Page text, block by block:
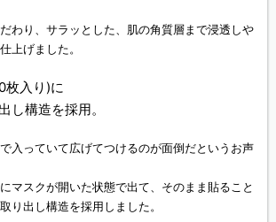
わり、サラッとした、肌の角質層まで浸透しや
上げました。
枚入り)に
し構造を採用。
入っていて広げてつけるのが面倒だというお声
マスクが開いた状態で出て、そのまま貼ること
り出し構造を採用しました。